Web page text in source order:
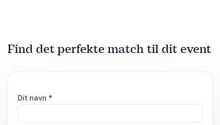
Find det perfekte match til dit event
Dit navn *